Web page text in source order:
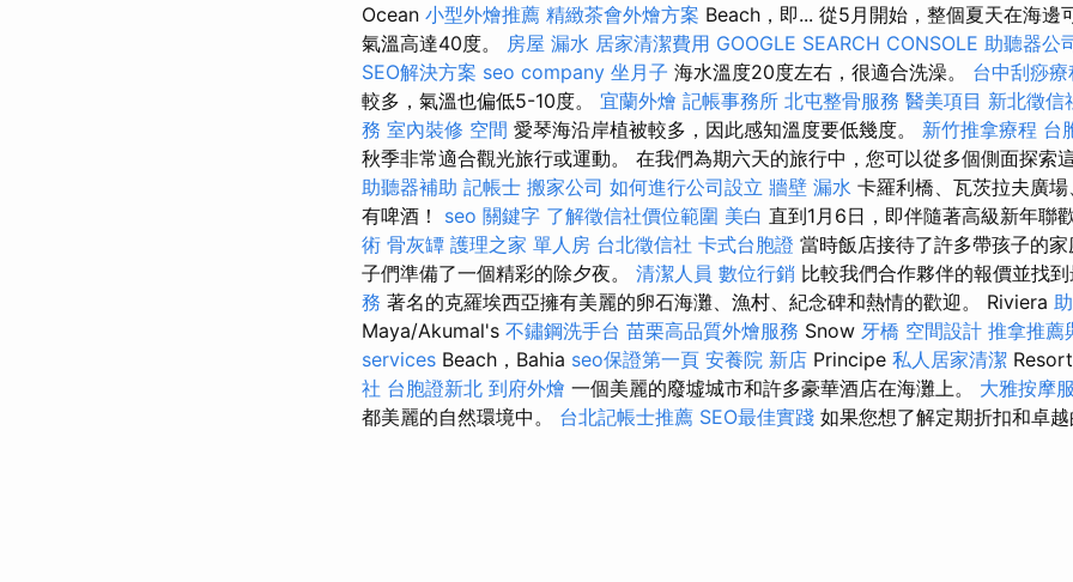
Ocean 小型外燴推薦 精緻茶會外燴方案 Beach，即... 從5月開始，整個夏天在海邊
氣溫高達40度。 房屋 漏水 居家清潔費用 GOOGLE SEARCH CONSOLE 助聽器公
SEO解決方案 seo company 坐月子 海水溫度20度左右，很適合洗澡。 台中刮痧
較多，氣溫也偏低5-10度。 宜蘭外燴 記帳事務所 北屯整骨服務 醫美項目 新北徵信
務 室內裝修 空間 愛琴海沿岸植被較多，因此感知溫度要低幾度。 新竹推拿療程 台
秋季非常適合觀光旅行或運動。 在我們為期六天的旅行中，您可以從多個側面探索
助聽器補助 記帳士 搬家公司 如何進行公司設立 牆壁 漏水 卡羅利橋、瓦茨拉夫廣
有啤酒！ seo 關鍵字 了解徵信社價位範圍 美白 直到1月6日，即伴隨著高級新年聯
術 骨灰罈 護理之家 單人房 台北徵信社 卡式台胞證 當時飯店接待了許多帶孩子的
子們準備了一個精彩的除夕夜。 清潔人員 數位行銷 比較我們合作夥伴的報價並找到
務 著名的克羅埃西亞擁有美麗的卵石海灘、漁村、紀念碑和熱情的歡迎。 Riviera
Maya/Akumal's 不鏽鋼洗手台 苗栗高品質外燴服務 Snow 牙橋 空間設計 推拿推薦
services Beach，Bahia seo保證第一頁 安養院 新店 Principe 私人居家清潔
社 台胞證新北 到府外燴 一個美麗的廢墟城市和許多豪華酒店在海灘上。 大雅按摩
都美麗的自然環境中。 台北記帳士推薦 SEO最佳實踐 如果您想了解定期折扣和卓